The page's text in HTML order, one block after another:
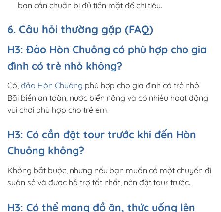
bạn cần chuẩn bị đủ tiền mặt để chi tiêu.
6. Câu hỏi thường gặp (FAQ)
H3: Đảo Hòn Chuông có phù hợp cho gia
đình có trẻ nhỏ không?
Có, đảo Hòn Chuông phù hợp cho gia đình có trẻ nhỏ.
Bãi biển an toàn, nước biển nông và có nhiều hoạt động
vui chơi phù hợp cho trẻ em.
H3: Có cần đặt tour trước khi đến Hòn
Chuông không?
Không bắt buộc, nhưng nếu bạn muốn có một chuyến đi
suôn sẻ và được hỗ trợ tốt nhất, nên đặt tour trước.
H3: Có thể mang đồ ăn, thức uống lên